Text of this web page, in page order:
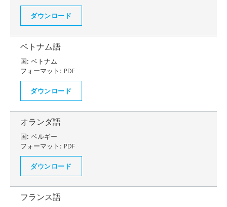
ダウンロード
ベトナム語
国: ベトナム
フォーマット: PDF
ダウンロード
オランダ語
国: ベルギー
フォーマット: PDF
ダウンロード
フランス語